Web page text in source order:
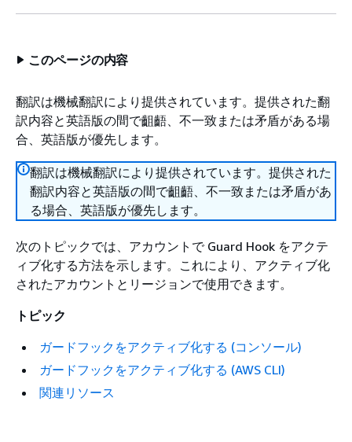
このページの内容
翻訳は機械翻訳により提供されています。提供された翻
訳内容と英語版の間で齟齬、不一致または矛盾がある場
合、英語版が優先します。
翻訳は機械翻訳により提供されています。提供された
翻訳内容と英語版の間で齟齬、不一致または矛盾があ
る場合、英語版が優先します。
次のトピックでは、アカウントで Guard Hook をアクテ
ィブ化する方法を示します。これにより、アクティブ化
されたアカウントとリージョンで使用できます。
トピック
ガードフックをアクティブ化する (コンソール)
ガードフックをアクティブ化する (AWS CLI)
関連リソース